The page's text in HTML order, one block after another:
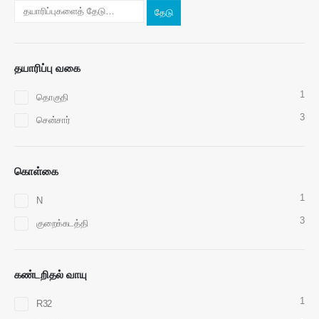
தேடு
தயாரிப்பு வகை
தொகுதி 1
சென்சார் 3
கொள்கை
N 1
குறைக்கடத்தி 3
கண்டறிதல் வாயு
R32 1
எங்களைத் தொடர்பு கொள்ளுங்கள்
தொலைபேசி